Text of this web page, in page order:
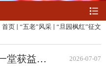
首页 “五老”风采 “旦园枫红”征文
2026-07-07
“旦园枫红”征文（九）：一堂获益匪浅的课